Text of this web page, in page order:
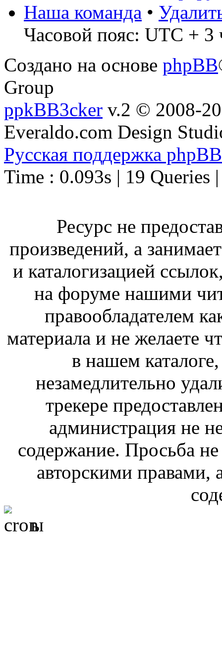
Наша команда •
Часовой пояс: UTC + 3
Создано на основе phpBB
Group
ppkBB3cker v.2 © 2008-
Everaldo.com Design
Русская поддержка phpBB
Time : 0.093s | 19 Queries
Ресурс не
произведений, а
и каталогизацией
на форуме нашими
правообладателем
материала и не желаете
в нашем
незамедлительно
трекере
администрация не
содержание. Просьба
авторскими правами,
ы